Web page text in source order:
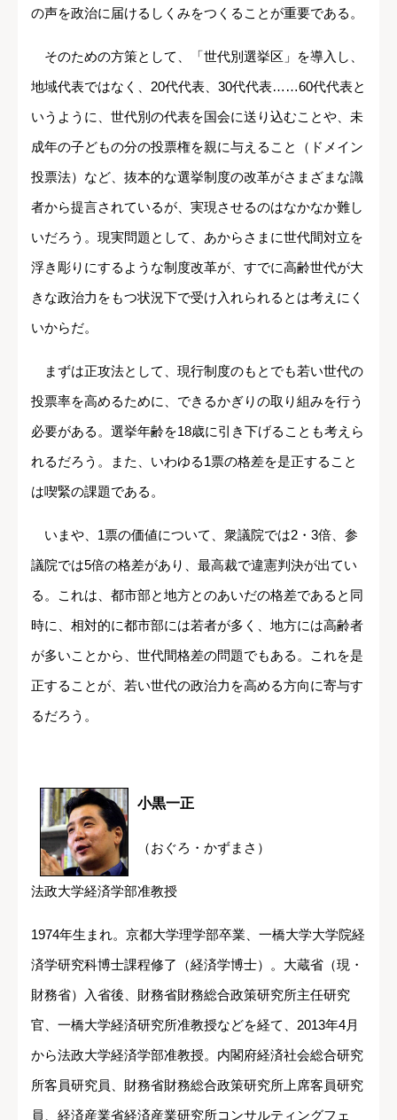
の声を政治に届けるしくみをつくることが重要である。
そのための方策として、「世代別選挙区」を導入し、
地域代表ではなく、20代代表、30代代表……60代代表と
いうように、世代別の代表を国会に送り込むことや、未
成年の子どもの分の投票権を親に与えること（ドメイン
投票法）など、抜本的な選挙制度の改革がさまざまな識
者から提言されているが、実現させるのはなかなか難し
いだろう。現実問題として、あからさまに世代間対立を
浮き彫りにするような制度改革が、すでに高齢世代が大
きな政治力をもつ状況下で受け入れられるとは考えにく
いからだ。
まずは正攻法として、現行制度のもとでも若い世代の
投票率を高めるために、できるかぎりの取り組みを行う
必要がある。選挙年齢を18歳に引き下げることも考えら
れるだろう。また、いわゆる1票の格差を是正すること
は喫緊の課題である。
いまや、1票の価値について、衆議院では2・3倍、参
議院では5倍の格差があり、最高裁で違憲判決が出てい
る。これは、都市部と地方とのあいだの格差であると同
時に、相対的に都市部には若者が多く、地方には高齢者
が多いことから、世代間格差の問題でもある。これを是
正することが、若い世代の政治力を高める方向に寄与す
るだろう。
小黒一正
（おぐろ・かずまさ）
法政大学経済学部准教授
1974年生まれ。京都大学理学部卒業、一橋大学大学院経
済学研究科博士課程修了（経済学博士）。大蔵省（現・
財務省）入省後、財務省財務総合政策研究所主任研究
官、一橋大学経済研究所准教授などを経て、2013年4月
から法政大学経済学部准教授。内閣府経済社会総合研究
所客員研究員、財務省財務総合政策研究所上席客員研究
員、経済産業省経済産業研究所コンサルティングフェ